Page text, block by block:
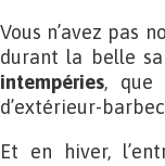
Vous n’avez pas
durant la belle
intempéries, que
d’extérieur-
Et en hiver,